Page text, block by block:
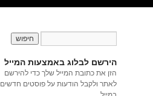
הירשם לבלוג באמצעות המייל
הזן את כתובת המייל שלך כדי להירשם
לאתר ולקבל הודעות על פוסטים חדשים